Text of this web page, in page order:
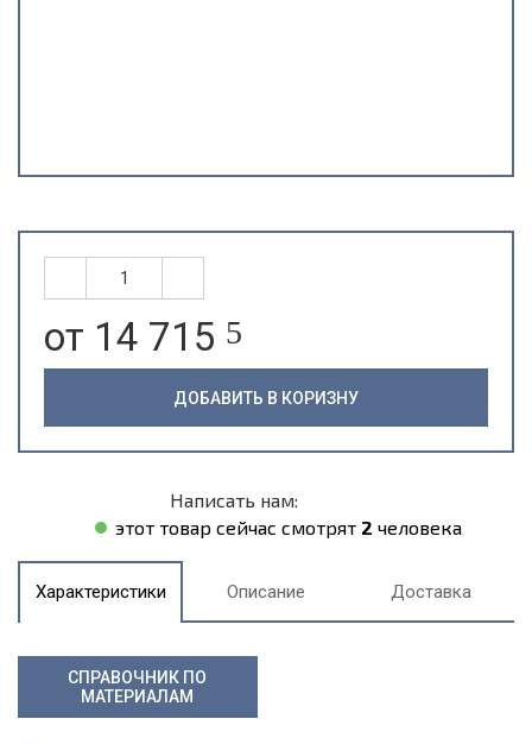
от 14 715 5
ДОБАВИТЬ В КОРИЗНУ
Написать нам:
этот товар сейчас смотрят 2 человека
Характеристики Описание Доставка
СПРАВОЧНИК ПО
МАТЕРИАЛАМ